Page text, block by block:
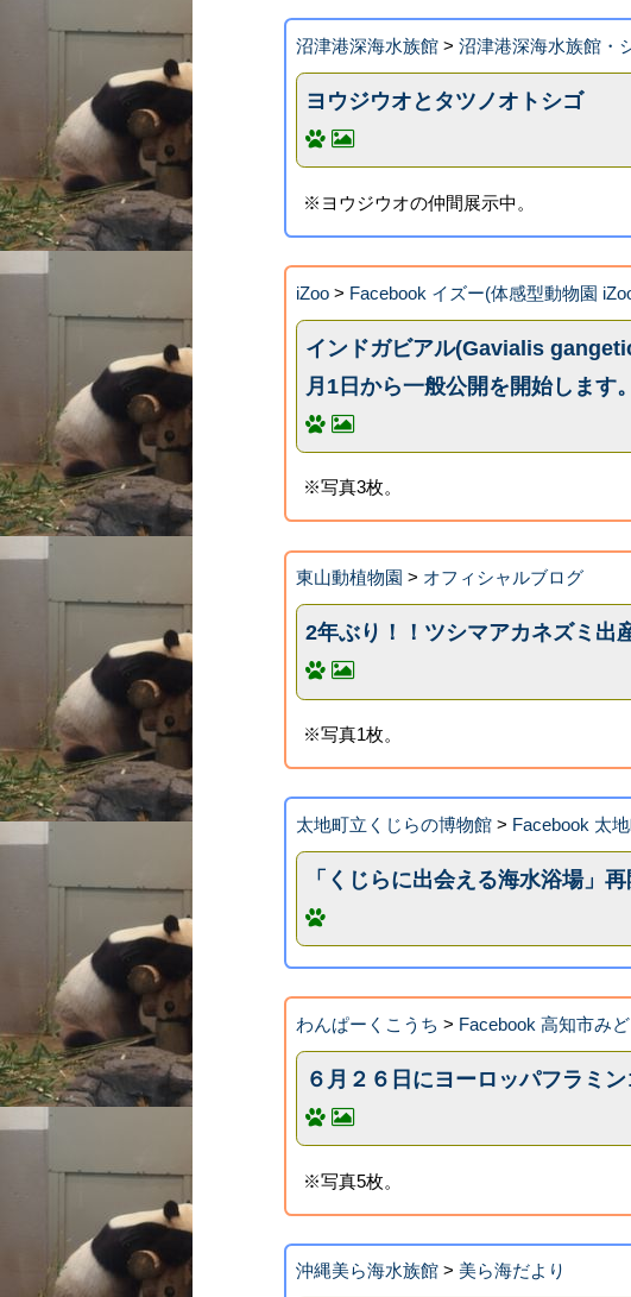
沼津港深海水族館 >沼津港深海水族館・
ヨウジウオとタツノオトシゴ
※ヨウジウオの仲間展示中。
iZoo > Facebook イズー(体感型動物園
インドガビアル(Gavialis
月1日から一般公開を開始します。
※写真3枚。
東山動植物園 > オフィシャルブログ
2年ぶり！！ツシマアカネズミ出
※写真1枚。
太地町立くじらの博物館 > Facebook 太
「くじらに出会える海水浴場」
わんぱーくこうち > Facebook 高知市み
６月２６日にヨーロッパフラミ
※写真5枚。
沖縄美ら海水族館 > 美ら海だより